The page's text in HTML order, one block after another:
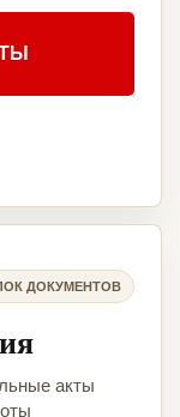
ДОКУМЕНТОВ
акты